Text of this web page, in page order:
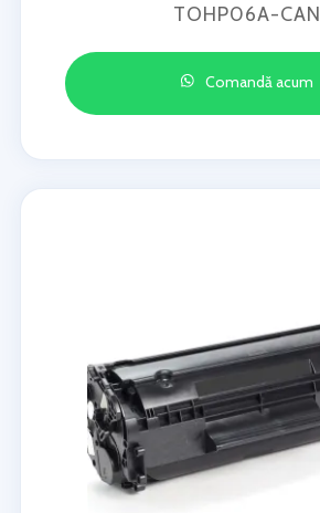
TOHP06A-CAN
Comandă acum